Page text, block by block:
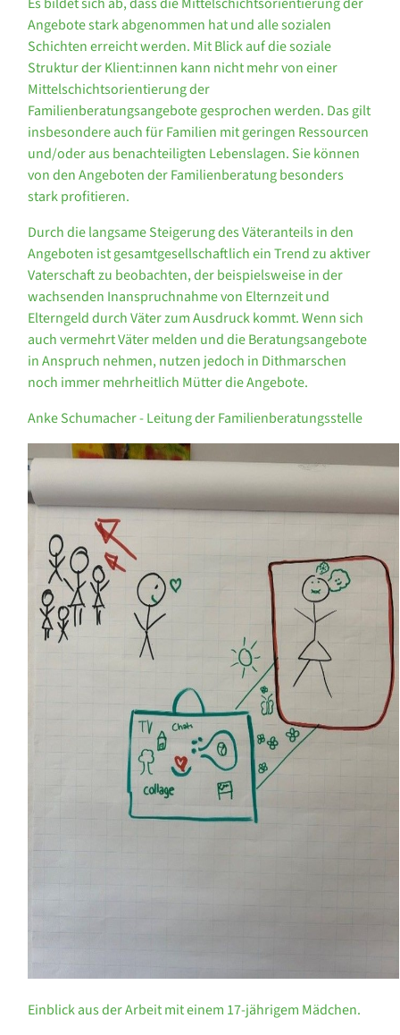
Angebote stark abgenommen hat und alle sozialen
Schichten erreicht werden. Mit Blick auf die soziale
Struktur der Klient:innen kann nicht mehr von einer
Mittelschichtsorientierung der
Familienberatungsangebote gesprochen werden. Das gilt
insbesondere auch für Familien mit geringen Ressourcen
und/oder aus benachteiligten Lebenslagen. Sie können
von den Angeboten der Familienberatung besonders
stark profitieren.
Durch die langsame Steigerung des Väteranteils in den
Angeboten ist gesamtgesellschaftlich ein Trend zu aktiver
Vaterschaft zu beobachten, der beispielsweise in der
wachsenden Inanspruchnahme von Elternzeit und
Elterngeld durch Väter zum Ausdruck kommt. Wenn sich
auch vermehrt Väter melden und die Beratungsangebote
in Anspruch nehmen, nutzen jedoch in Dithmarschen
noch immer mehrheitlich Mütter die Angebote.
Anke Schumacher - Leitung der Familienberatungsstelle
Einblick aus der Arbeit mit einem 17-jährigem Mädchen.